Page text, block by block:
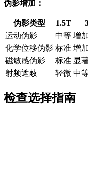
伪影增加：
伪影类型 1.5T
运动伪影
中等 增加
化学位移伪影 标准 增
磁敏感伪影
标准 显
射频遮蔽
轻微 中
检查选择指南